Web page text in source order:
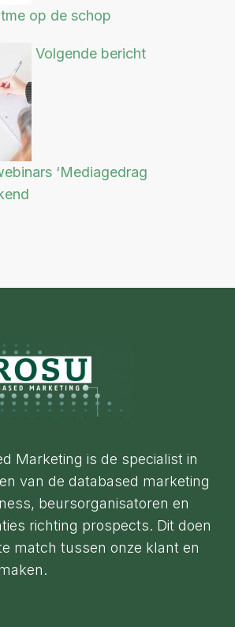
op de schop
Volgende bericht
‘Mediagedrag
Marketing is de specialist in
van de databased marketing
beursorganisatoren en
richting prospects. Dit doen
match tussen onze klant en